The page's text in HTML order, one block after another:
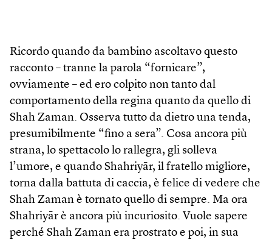
Ricordo quando da bambino ascoltavo questo
racconto – tranne la parola “fornicare”,
ovviamente – ed ero colpito non tanto dal
comportamento della regina quanto da quello di
Shah Zaman. Osserva tutto da dietro una tenda,
presumibilmente “fino a sera”. Cosa ancora più
strana, lo spettacolo lo rallegra, gli solleva
l’umore, e quando Shahriyār, il fratello migliore,
torna dalla battuta di caccia, è felice di vedere che
Shah Zaman è tornato quello di sempre. Ma ora
Shahriyār è ancora più incuriosito. Vuole sapere
perché Shah Zaman era prostrato e poi, in sua